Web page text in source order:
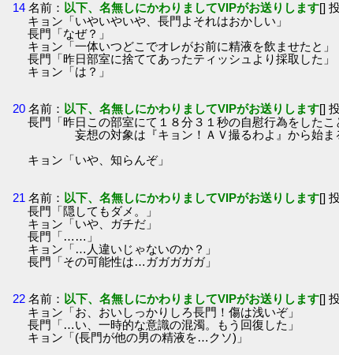
14 名前： 以下、名無しにかわりましてVIPがお送りします[]
キョン「いやいやいや、長門よそれはおかしい」
長門「なぜ？」
キョン「一体いつどこでオレがお前に精液を飲ませたと」
長門「昨日部室に捨ててあったティッシュより採取した」
キョン「は？」
20 名前： 以下、名無しにかわりましてVIPがお送りします[]
長門「昨日この部室にて１８分３１秒の自慰行為をしたこ
妄想の対象は『キョン！ＡＶ撮るわよ』から始ま
キョン「いや、知らんぞ」
21 名前： 以下、名無しにかわりましてVIPがお送りします[]
長門「隠してもダメ。」
キョン「いや、ガチだ」
長門「……」
キョン「…人違いじゃないのか？」
長門「その可能性は…ガガガガガ」
22 名前： 以下、名無しにかわりましてVIPがお送りします[]
キョン「お、おいしっかりしろ長門！傷は浅いぞ」
長門「…い、一時的な意識の混濁。もう回復した」
キョン「(長門が他の男の精液を…クソ)」